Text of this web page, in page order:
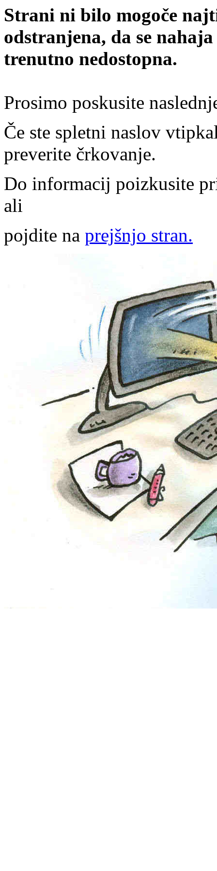
Strani ni bilo mogoče
odstranjena, da se
trenutno nedostopna.
Prosimo poskusite
Če ste spletni naslov
preverite črkovanje.
Do informacij poizkusite
ali
pojdite na prejšnjo stran.